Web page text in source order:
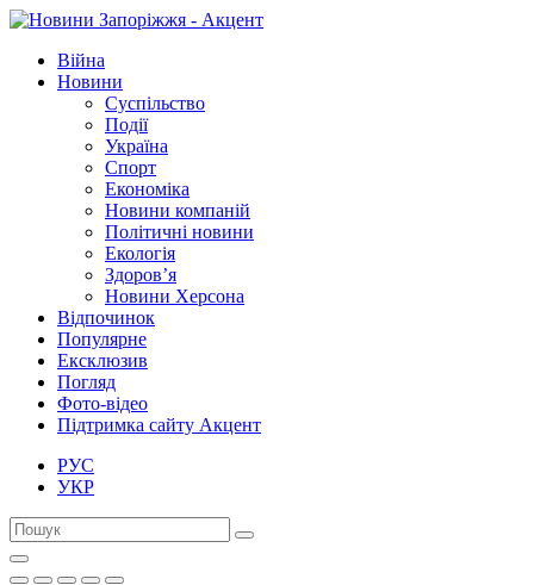
Війна
Новини
Суспільство
Події
Україна
Спорт
Економіка
Новини компаній
Політичні новини
Екологія
Здоров’я
Новини Херсона
Відпочинок
Популярне
Ексклюзив
Погляд
Фото-відео
Підтримка сайту Акцент
РУС
УКР